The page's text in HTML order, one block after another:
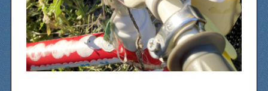
ぶらり、下町
下町の特集記事です